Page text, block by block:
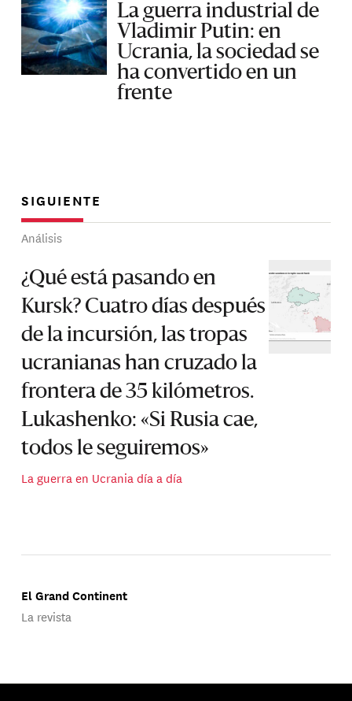
La guerra industrial de
Vladimir Putin: en
Ucrania, la sociedad se
ha convertido en un
frente
SIGUIENTE
Análisis
¿Qué está pasando en
Kursk? Cuatro días después
de la incursión, las tropas
ucranianas han cruzado la
frontera de 35 kilómetros.
Lukashenko: «Si Rusia cae,
todos le seguiremos»
La guerra en Ucrania día a día
El Grand Continent
La revista